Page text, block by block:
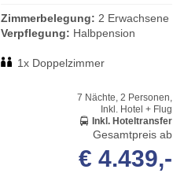
Zimmerbelegung: 2 Erwachsene
Verpflegung: Halbpension
1x Doppelzimmer
7 Nächte, 2 Personen,
Inkl. Hotel + Flug
Inkl. Hoteltransfer
Gesamtpreis ab
€ 4.439,-